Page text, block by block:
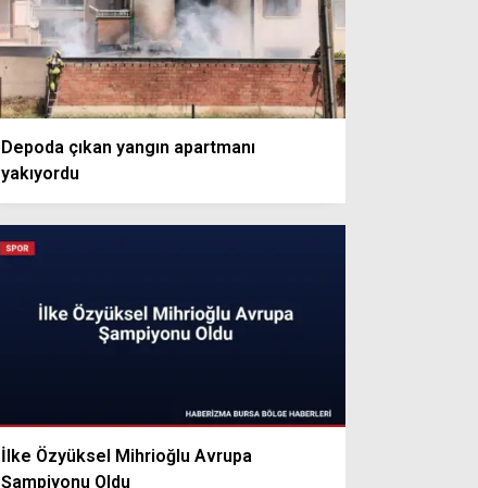
Depoda çıkan yangın apartmanı
yakıyordu
İlke Özyüksel Mihrioğlu Avrupa
Şampiyonu Oldu